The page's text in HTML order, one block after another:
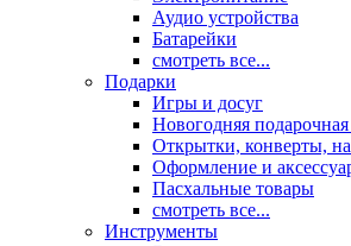
Аудио устройства
Батарейки
смотреть все...
Подарки
Игры и досуг
Новогодняя
Открытки, конверты,
Оформление и
Пасхальные товары
смотреть все...
Инструменты